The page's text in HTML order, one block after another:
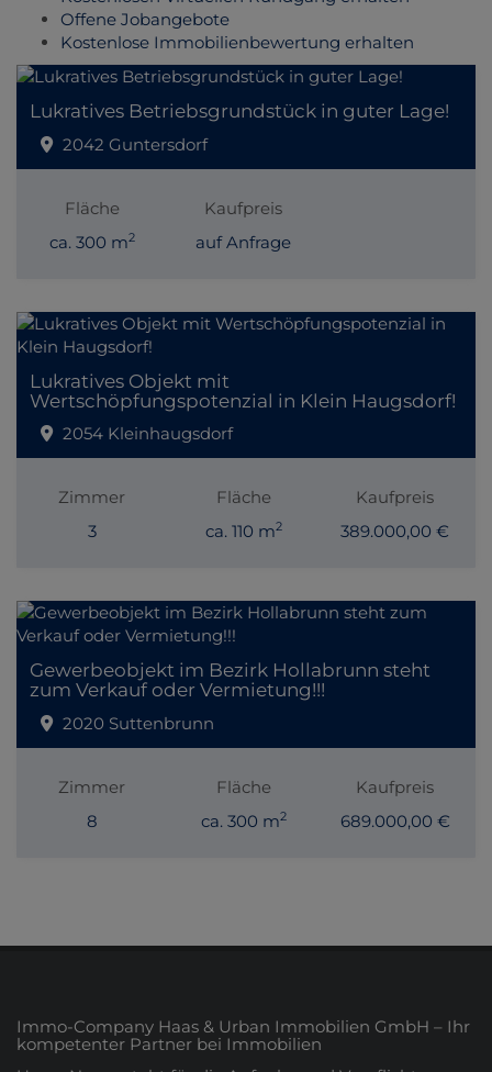
Offene Jobangebote
Kostenlose Immobilienbewertung erhalten
Lukratives Betriebsgrundstück in guter Lage!
2042 Guntersdorf
Fläche
ca. 300 m2
Kaufpreis
auf Anfrage
Lukratives Objekt mit
Wertschöpfungspotenzial in Klein Haugsdorf!
2054 Kleinhaugsdorf
Zimmer
3
Fläche
ca. 110 m2
Kaufpreis
389.000,00 €
Gewerbeobjekt im Bezirk Hollabrunn steht
zum Verkauf oder Vermietung!!!
2020 Suttenbrunn
Zimmer
8
Fläche
ca. 300 m2
Kaufpreis
689.000,00 €
Immo-Company Haas & Urban Immobilien GmbH – Ihr
kompetenter Partner bei Immobilien